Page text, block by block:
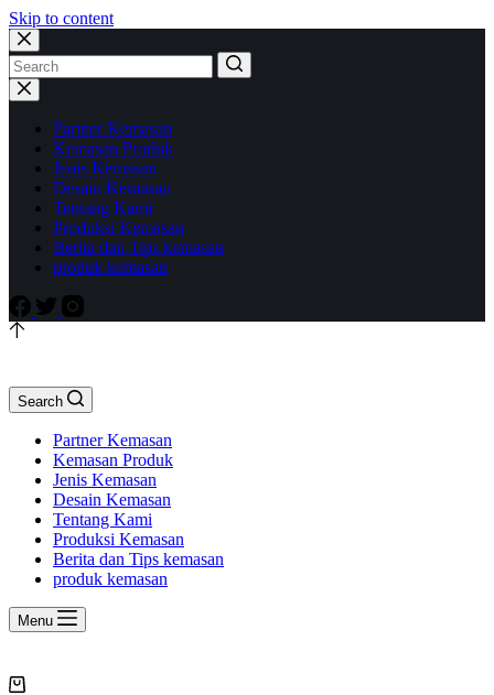
Skip to content
Partner Kemasan
Kemasan Produk
Jenis Kemasan
Desain Kemasan
Tentang Kami
Produksi Kemasan
Berita dan Tips kemasan
produk kemasan
Search
Partner Kemasan
Kemasan Produk
Jenis Kemasan
Desain Kemasan
Tentang Kami
Produksi Kemasan
Berita dan Tips kemasan
produk kemasan
Menu
Shopping